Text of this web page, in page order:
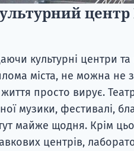
центр
культурні центри
міста, не можна не
просто вирує.
музики, фестивалі,
майже щодня. Крім
центрів,